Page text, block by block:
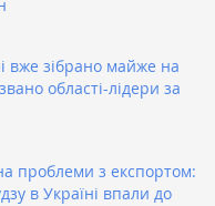
вже зібрано майже на
області-лідери за
проблеми з експортом:
в Україні впали до